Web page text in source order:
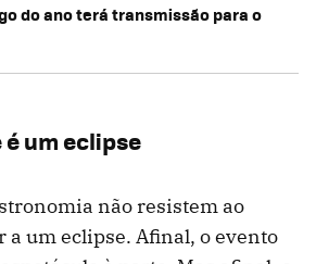
do ano terá transmissão para o
um eclipse
não resistem ao
a um eclipse. Afinal, o evento